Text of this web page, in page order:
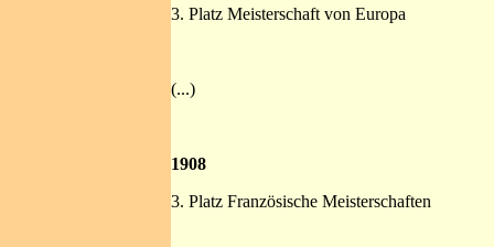
3. Platz Meisterschaft von Europa
(...)
1908
3. Platz Französische Meisterschaften